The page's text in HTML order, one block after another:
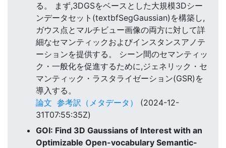
る。 まず,3DGSをベースとした大規模3Dシー
ンデータセット(textbfSegGaussian)を構築し,
ガウス点とマルチビュー画像の両方に対して詳
細なセマンティックおよびインスタンスアノテ
ーションを提供する。 シーン間のセマンティッ
ク・一般化を促進するために,ジェネリック・セ
マンティック・ラスタライゼーション(GSR)を
導入する。
論文 参考訳（メタデータ）
(2024-12-
31T07:55:35Z)
GOI: Find 3D Gaussians of Interest with an
Optimizable Open-vocabulary Semantic-